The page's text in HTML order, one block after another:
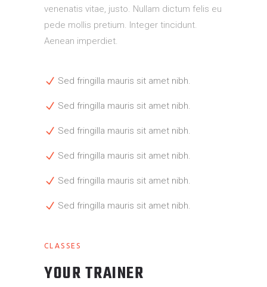
venenatis vitae, justo. Nullam dictum felis eu
pede mollis pretium. Integer tincidunt.
Aenean imperdiet.
Sed fringilla mauris sit amet nibh.
Sed fringilla mauris sit amet nibh.
Sed fringilla mauris sit amet nibh.
Sed fringilla mauris sit amet nibh.
Sed fringilla mauris sit amet nibh.
Sed fringilla mauris sit amet nibh.
CLASSES
YOUR TRAINER